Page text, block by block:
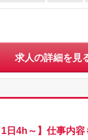
求人の詳細を見
4h～】仕事内容